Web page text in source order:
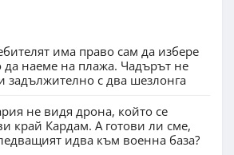
има право сам да избере
да наеме на плажа. Чадърът не
задължително с два шезлонга
не видя дрона, който се
край Кардам. А готови ли сме,
идва към военна база?